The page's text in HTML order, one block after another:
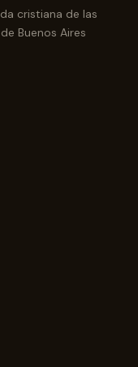
cristiana de las
Buenos Aires